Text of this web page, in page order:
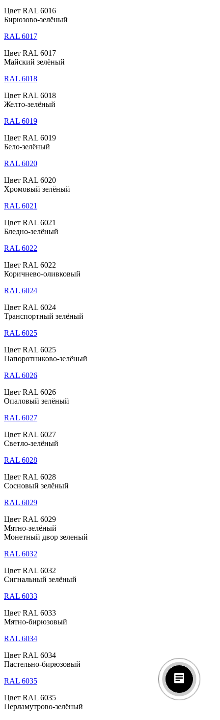
Цвет RAL 6016
Бирюзово-зелёный
RAL 6017
Цвет RAL 6017
Майский зелёный
RAL 6018
Цвет RAL 6018
Желто-зелёный
RAL 6019
Цвет RAL 6019
Бело-зелёный
RAL 6020
Цвет RAL 6020
Хромовый зелёный
RAL 6021
Цвет RAL 6021
Бледно-зелёный
RAL 6022
Цвет RAL 6022
Коричнево-оливковый
RAL 6024
Цвет RAL 6024
Транспортный зелёный
RAL 6025
Цвет RAL 6025
Папоротниково-зелёный
RAL 6026
Цвет RAL 6026
Опаловый зелёный
RAL 6027
Цвет RAL 6027
Светло-зелёный
RAL 6028
Цвет RAL 6028
Сосновый зелёный
RAL 6029
Цвет RAL 6029
Мятно-зелёный
Монетный двор зеленый
RAL 6032
Цвет RAL 6032
Сигнальный зелёный
RAL 6033
Цвет RAL 6033
Мятно-бирюзовый
RAL 6034
Цвет RAL 6034
Пастельно-бирюзовый
RAL 6035
Цвет RAL 6035
Перламутрово-зелёный